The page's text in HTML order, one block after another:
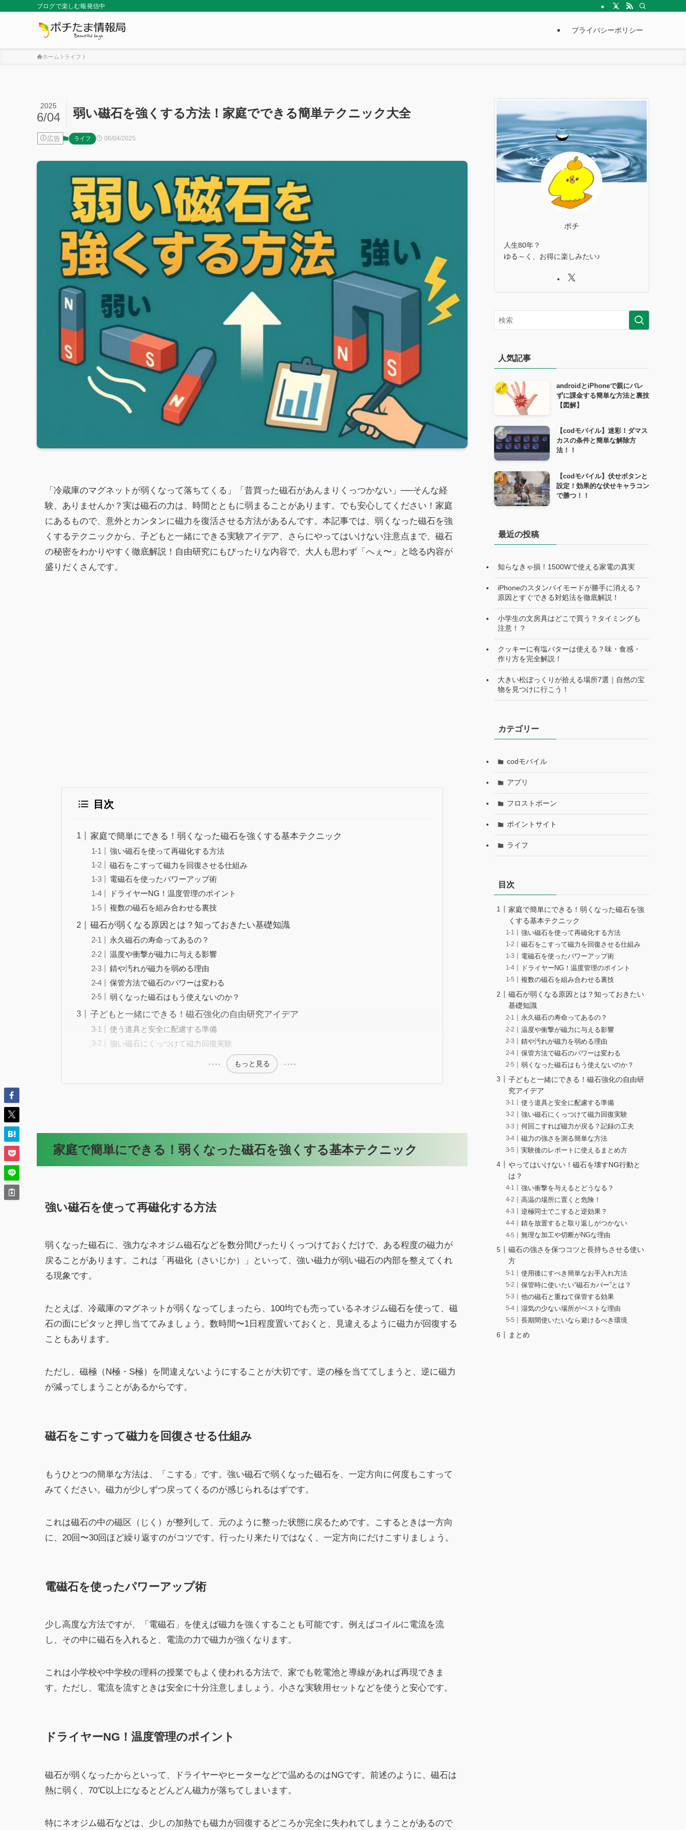
ブログで楽しむ報発信中
プライバシーポリシー
ホーム ライフ
弱い磁石を強くする方法！家庭でできる簡単テクニック大全
2025
6/04
広告 ライフ 06/04/2025
「冷蔵庫のマグネットが弱くなって落ちてくる」「昔買った磁石があんまりくっつかない」──そんな経
験、ありませんか？実は磁石の力は、時間とともに弱まることがあります。でも安心してください！家庭
にあるもので、意外とカンタンに磁力を復活させる方法があるんです。本記事では、弱くなった磁石を強
くするテクニックから、子どもと一緒にできる実験アイデア、さらにやってはいけない注意点まで、磁石
の秘密をわかりやすく徹底解説！自由研究にもぴったりな内容で、大人も思わず「へぇ〜」と唸る内容が
盛りだくさんです。
目次
家庭で簡単にできる！弱くなった磁石を強くする基本テクニック
強い磁石を使って再磁化する方法
磁石をこすって磁力を回復させる仕組み
電磁石を使ったパワーアップ術
ドライヤーNG！温度管理のポイント
複数の磁石を組み合わせる裏技
磁石が弱くなる原因とは？知っておきたい基礎知識
永久磁石の寿命ってあるの？
温度や衝撃が磁力に与える影響
錆や汚れが磁力を弱める理由
保管方法で磁石のパワーは変わる
弱くなった磁石はもう使えないのか？
子どもと一緒にできる！磁石強化の自由研究アイデア
使う道具と安全に配慮する準備
強い磁石にくっつけて磁力回復実験
もっと見る
家庭で簡単にできる！弱くなった磁石を強くする基本テクニック
強い磁石を使って再磁化する方法
弱くなった磁石に、強力なネオジム磁石などを数分間ぴったりくっつけておくだけで、ある程度の磁力が
戻ることがあります。これは「再磁化（さいじか）」といって、強い磁力が弱い磁石の内部を整えてくれ
る現象です。
たとえば、冷蔵庫のマグネットが弱くなってしまったら、100均でも売っているネオジム磁石を使って、磁
石の面にピタッと押し当ててみましょう。数時間〜1日程度置いておくと、見違えるように磁力が回復する
こともあります。
ただし、磁極（N極・S極）を間違えないようにすることが大切です。逆の極を当ててしまうと、逆に磁力
が減ってしまうことがあるからです。
磁石をこすって磁力を回復させる仕組み
もうひとつの簡単な方法は、「こする」です。強い磁石で弱くなった磁石を、一定方向に何度もこすって
みてください。磁力が少しずつ戻ってくるのが感じられるはずです。
これは磁石の中の磁区（じく）が整列して、元のように整った状態に戻るためです。こするときは一方向
に、20回〜30回ほど繰り返すのがコツです。行ったり来たりではなく、一定方向にだけこすりましょう。
電磁石を使ったパワーアップ術
少し高度な方法ですが、「電磁石」を使えば磁力を強くすることも可能です。例えばコイルに電流を流
し、その中に磁石を入れると、電流の力で磁力が強くなります。
これは小学校や中学校の理科の授業でもよく使われる方法で、家でも乾電池と導線があれば再現できま
す。ただし、電流を流すときは安全に十分注意しましょう。小さな実験用セットなどを使うと安心です。
ドライヤーNG！温度管理のポイント
磁石が弱くなったからといって、ドライヤーやヒーターなどで温めるのはNGです。前述のように、磁石は
熱に弱く、70℃以上になるとどんどん磁力が落ちてしまいます。
特にネオジム磁石などは、少しの加熱でも磁力が回復するどころか完全に失われてしまうことがあるので
ポチ
人生80年？
ゆる～く、お得に楽しみたい♪
人気記事
androidとiPhoneで親にバレ
ずに課金する簡単な方法と裏技
【図解】
【codモバイル】迷彩！ダマス
カスの条件と簡単な解除方
法！！
【codモバイル】伏せボタンと
設定！効果的な伏せキャラコン
で勝つ！！
最近の投稿
知らなきゃ損！1500Wで使える家電の真実
iPhoneのスタンバイモードが勝手に消える？
原因とすぐできる対処法を徹底解説！
小学生の文房具はどこで買う？タイミングも
注意！？
クッキーに有塩バターは使える？味・食感・
作り方を完全解説！
大きい松ぼっくりが拾える場所7選｜自然の宝
物を見つけに行こう！
カテゴリー
codモバイル
アプリ
フロストボーン
ポイントサイト
ライフ
目次
家庭で簡単にできる！弱くなった磁石を強
くする基本テクニック
強い磁石を使って再磁化する方法
磁石をこすって磁力を回復させる仕組み
電磁石を使ったパワーアップ術
ドライヤーNG！温度管理のポイント
複数の磁石を組み合わせる裏技
磁石が弱くなる原因とは？知っておきたい
基礎知識
永久磁石の寿命ってあるの？
温度や衝撃が磁力に与える影響
錆や汚れが磁力を弱める理由
保管方法で磁石のパワーは変わる
弱くなった磁石はもう使えないのか？
子どもと一緒にできる！磁石強化の自由研
究アイデア
使う道具と安全に配慮する準備
強い磁石にくっつけて磁力回復実験
何回こすれば磁力が戻る？記録の工夫
磁力の強さを測る簡単な方法
実験後のレポートに使えるまとめ方
やってはいけない！磁石を壊すNG行動と
は？
強い衝撃を与えるとどうなる？
高温の場所に置くと危険！
逆極同士でこすると逆効果？
錆を放置すると取り返しがつかない
無理な加工や切断がNGな理由
磁石の強さを保つコツと長持ちさせる使い
方
使用後にすべき簡単なお手入れ方法
保管時に使いたい“磁石カバー”とは？
他の磁石と重ねて保管する効果
湿気の少ない場所がベストな理由
長期間使いたいなら避けるべき環境
まとめ